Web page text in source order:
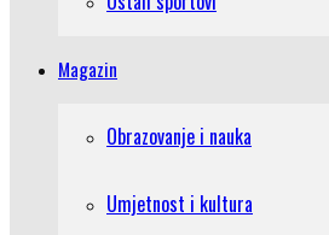
Magazin
Obrazovanje i nauka
Umjetnost i kultura